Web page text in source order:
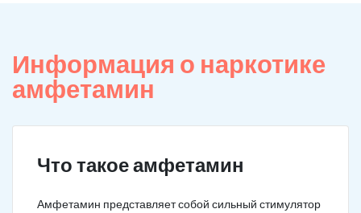
Информация о наркотике
амфетамин
Что такое амфетамин
Амфетамин представляет собой сильный стимулятор